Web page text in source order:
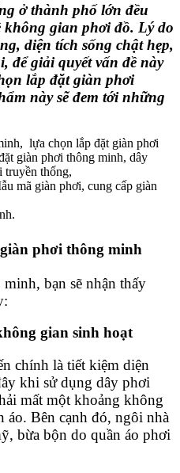
ở thành phố lớn đều
không gian phơi đồ. Lý do
diện tích sống chật hẹp,
để giải quyết vấn đề này
lắp đặt giàn phơi
này sẽ đem tới những
phơi thông minh
bạn sẽ nhận thấy
gian sinh hoạt
chính là tiết kiệm diện
khi sử dụng dây phơi
mất một khoảng không
áo. Bên cạnh đó, ngôi nhà
bừa bộn do quần áo phơi